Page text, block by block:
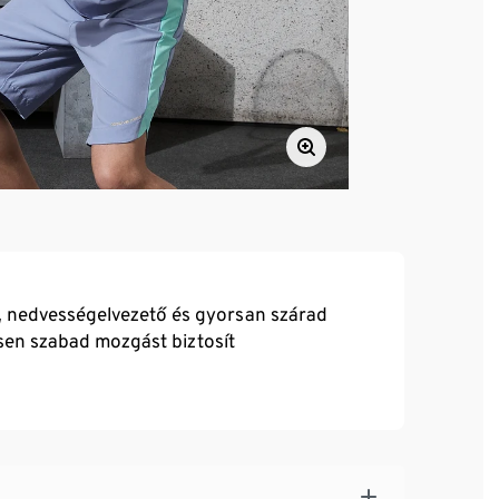
és gyorsan szárad
szabad mozgást biztosít